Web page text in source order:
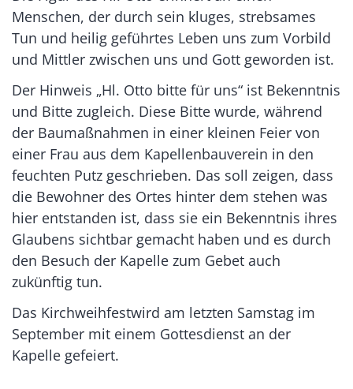
Menschen, der durch sein kluges, strebsames
Tun und heilig geführtes Leben uns zum Vorbild
und Mittler zwischen uns und Gott geworden ist.
Der Hinweis „Hl. Otto bitte für uns“ ist Bekenntnis
und Bitte zugleich. Diese Bitte wurde, während
der Baumaßnahmen in einer kleinen Feier von
einer Frau aus dem Kapellenbauverein in den
feuchten Putz geschrieben. Das soll zeigen, dass
die Bewohner des Ortes hinter dem stehen was
hier entstanden ist, dass sie ein Bekenntnis ihres
Glaubens sichtbar gemacht haben und es durch
den Besuch der Kapelle zum Gebet auch
zukünftig tun.
Das Kirchweihfestwird am letzten Samstag im
September mit einem Gottesdienst an der
Kapelle gefeiert.